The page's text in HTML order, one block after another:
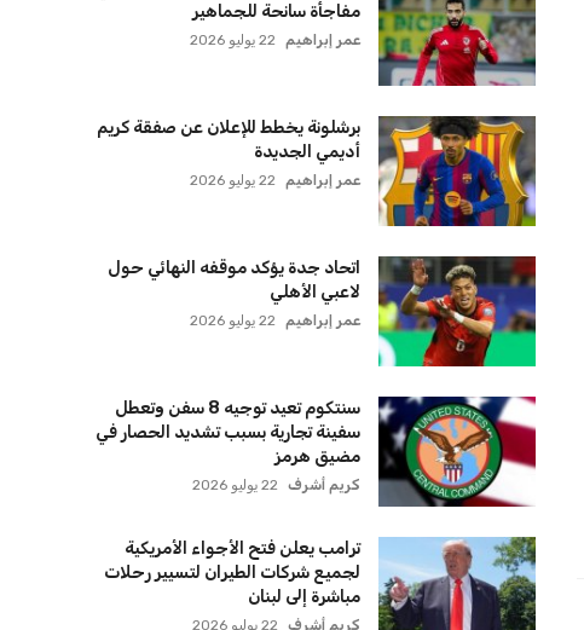
مفاجأة سانحة للجماهير
عمر إبراهيم 22 يوليو 2026
برشلونة يخطط للإعلان عن صفقة كريم
أديمي الجديدة
عمر إبراهيم 22 يوليو 2026
اتحاد جدة يؤكد موقفه النهائي حول
لاعبي الأهلي
عمر إبراهيم 22 يوليو 2026
سنتكوم تعيد توجيه 8 سفن وتعطل
سفينة تجارية بسبب تشديد الحصار في
مضيق هرمز
كريم أشرف 22 يوليو 2026
ترامب يعلن فتح الأجواء الأمريكية
لجميع شركات الطيران لتسيير رحلات
مباشرة إلى لبنان
كريم أشرف 22 يوليو 2026